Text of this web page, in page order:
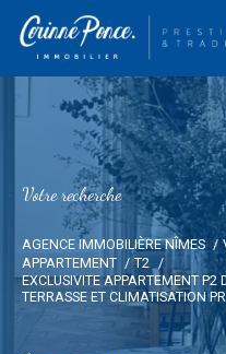
Votre recherche
AGENCE IMMOBILIÈRE NÎMES
APPARTEMENT
T2
EXCLUSIVITE APPARTEMENT P2
TERRASSE ET CLIMATISATION